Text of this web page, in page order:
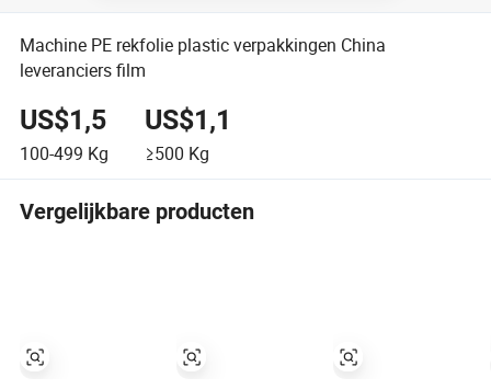
Machine PE rekfolie plastic verpakkingen China
leveranciers film
US$1,5
100-499 Kg
US$1,1
≥500 Kg
Vergelijkbare producten